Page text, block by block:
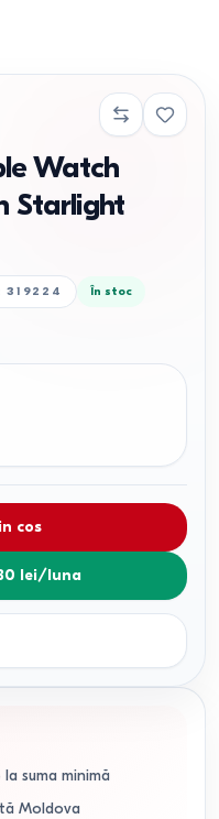
Watch
Starlight
319224 În stoc
cos
lei/luna
suma minimă
Moldova